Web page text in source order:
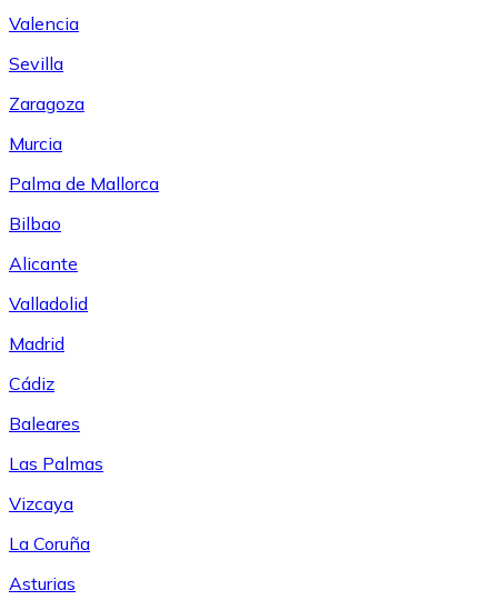
Valencia
Sevilla
Zaragoza
Murcia
Palma de Mallorca
Bilbao
Alicante
Valladolid
Madrid
Cádiz
Baleares
Las Palmas
Vizcaya
La Coruña
Asturias